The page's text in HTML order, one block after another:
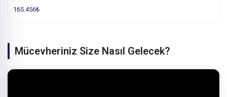
165.456₺
Mücevheriniz Size Nasıl Gelecek?